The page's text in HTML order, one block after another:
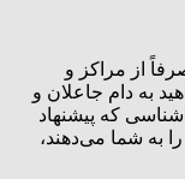
از مراکز و
به دام جاعلان و
که پیشنهاد
به شما می‌دهند،